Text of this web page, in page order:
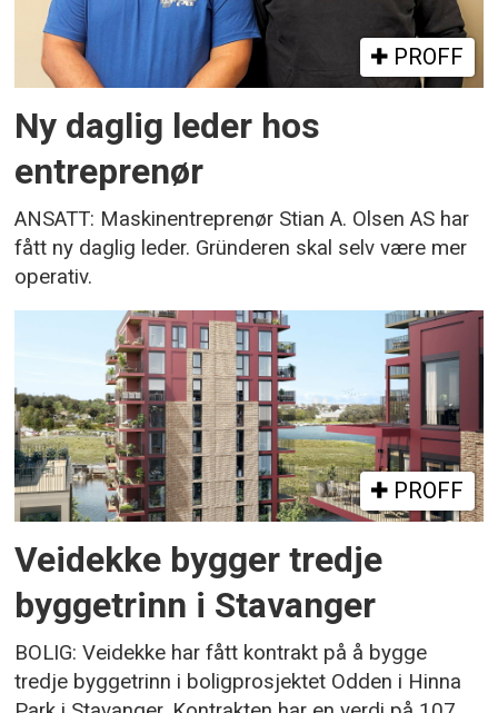
PROFF
Ny daglig leder hos
entreprenør
ANSATT: Maskinentreprenør Stian A. Olsen AS har
fått ny daglig leder. Gründeren skal selv være mer
operativ.
PROFF
Veidekke bygger tredje
byggetrinn i Stavanger
BOLIG: Veidekke har fått kontrakt på å bygge
tredje byggetrinn i boligprosjektet Odden i Hinna